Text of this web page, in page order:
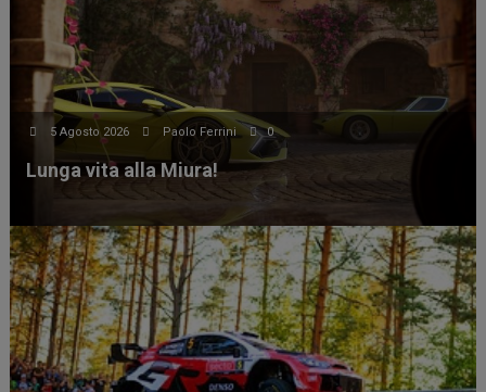
5 Agosto 2026 Paolo Ferrini 0
Lunga vita alla Miura!